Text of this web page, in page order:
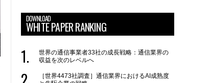
DOWNLOAD
WHITE PAPER RANKING
世界の通信事業者33社の成長戦略：通信業界の
収益を次のレベルへ
［世界4473社調査］通信業界におけるAI成熟度